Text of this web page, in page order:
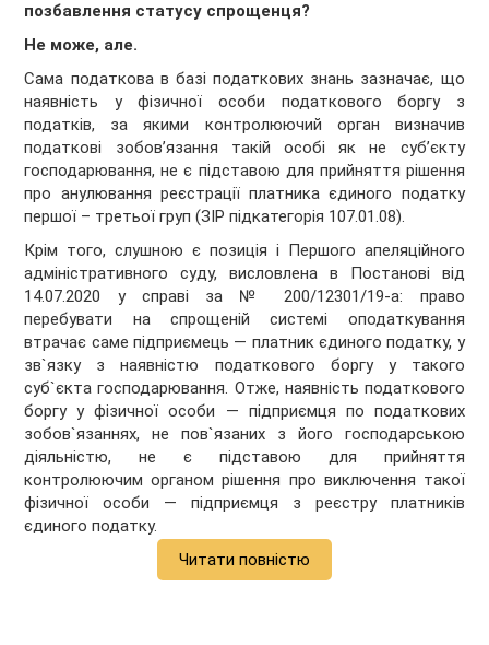
позбавлення статусу спрощенця?
Не може, але.
Сама податкова в базі податкових знань зазначає, що
наявність у фізичної особи податкового боргу з
податків, за якими контролюючий орган визначив
податкові зобов’язання такій особі як не суб’єкту
господарювання, не є підставою для прийняття рішення
про анулювання реєстрації платника єдиного податку
першої – третьої груп (ЗІР підкатегорія 107.01.08).
Крім того, слушною є позиція і Першого апеляційного
адміністративного суду, висловлена в Постанові від
14.07.2020 у справі за № 200/12301/19-а: право
перебувати на спрощеній системі оподаткування
втрачає саме підприємець — платник єдиного податку, у
зв`язку з наявністю податкового боргу у такого
суб`єкта господарювання. Отже, наявність податкового
боргу у фізичної особи — підприємця по податкових
зобов`язаннях, не пов`язаних з його господарською
діяльністю, не є підставою для прийняття
контролюючим органом рішення про виключення такої
фізичної особи — підприємця з реєстру платників
єдиного податку.
Читати повністю